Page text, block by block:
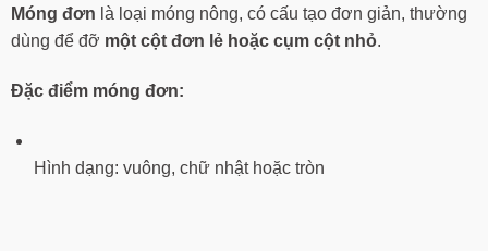
Móng đơn là loại móng nông, có cấu tạo đơn giản, thường
dùng để đỡ một cột đơn lẻ hoặc cụm cột nhỏ.
Đặc điểm móng đơn:
Hình dạng: vuông, chữ nhật hoặc tròn